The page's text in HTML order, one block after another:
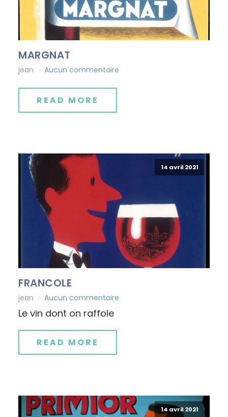
MARGNAT
jean Aucun commentaire
READ MORE
14 avril 2021
FRANCOLE
jean Aucun commentaire
Le vin dont on raffole
READ MORE
14 avril 2021